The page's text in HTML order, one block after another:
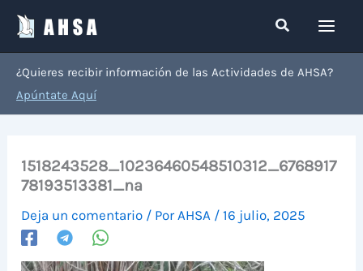
contenido
Buscar
¿Quieres recibir información de las Actividades de AHSA?
Apúntate Aquí
1518243528_10236460548510312_6768917
78193513381_na
Deja un comentario / Por AHSA /16 julio, 2025